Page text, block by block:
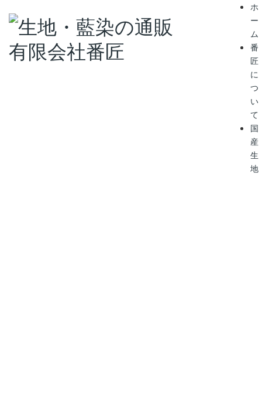
ホ
ー
ム
番
匠
に
つ
い
て
国
産
生
地